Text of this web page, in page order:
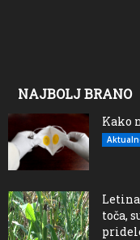
NAJBOLJ BRANO
Kako
toča,